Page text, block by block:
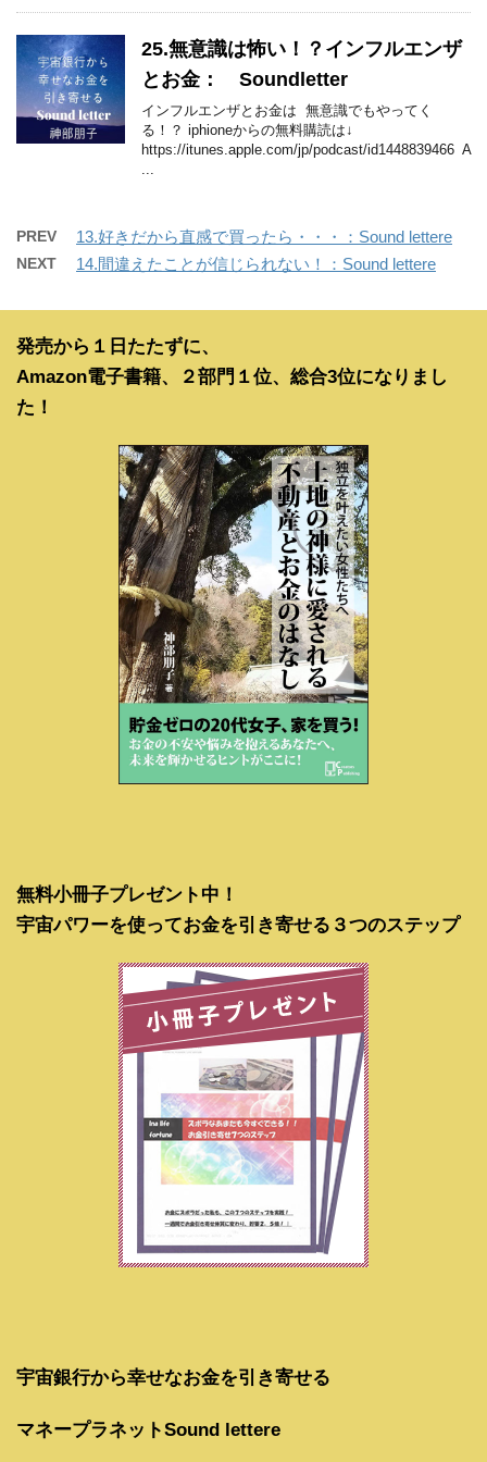
25.無意識は怖い！？インフルエンザ
とお金： Soundletter
インフルエンザとお金は 無意識でもやってく
る！？ iphioneからの無料購読は↓
https://itunes.apple.com/jp/podcast/id1448839466 A
PREV 13.好きだから直感で買ったら・・・：Sound lettere
NEXT 14.間違えたことが信じられない！：Sound lettere
発売から１日たたずに、
Amazon電子書籍、２部門１位、総合3位になりまし
た！
無料小冊子プレゼント中！
宇宙パワーを使ってお金を引き寄せる３つのステップ
宇宙銀行から幸せなお金を引き寄せる
マネープラネットSound lettere